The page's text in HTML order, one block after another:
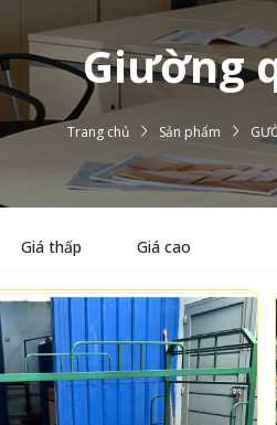
Giường
Trang chủ Sản phẩm
Giá thấp Giá cao